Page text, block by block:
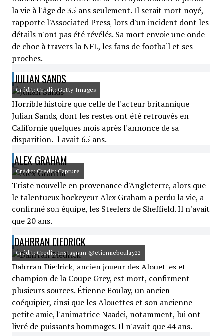
la vie à l'âge de 35 ans seulement. Il serait mort noyé,
rapporte l'Associated Press, lors d'un incident dont les
détails n'ont pas été révélés. Sa mort envoie une onde
de choc à travers la NFL, les fans de football et ses
proches.
JULIAN SANDS
Crédit: Credit: Getty Images
Horrible histoire que celle de l'acteur britannique
Julian Sands, dont les restes ont été retrouvés en
Californie quelques mois après l'annonce de sa
disparition. Il avait 65 ans.
ALEX GRAHAM
Crédit: Credit: Capture
Triste nouvelle en provenance d'Angleterre, alors que
le talentueux hockeyeur Alex Graham a perdu la vie, a
confirmé son équipe, les Steelers de Sheffield. Il n'avait
que 20 ans.
DAHRRAN DIEDRICK
Crédit: Credit: Instagram @etienneboulay22
Dahrran Diedrick, ancien joueur des Alouettes et
champion de la Coupe Grey, est mort, confirment
plusieurs sources. Étienne Boulay, un ancien
coéquipier, ainsi que les Alouettes et son ancienne
petite amie, l'animatrice Naadei, notamment, lui ont
livré de puissants hommages. Il n'avait que 44 ans.